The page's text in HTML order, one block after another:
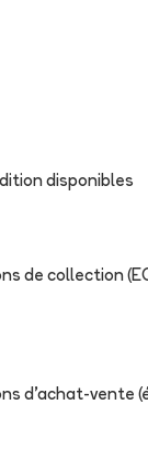
disponibles
de collection
d'achat-vente